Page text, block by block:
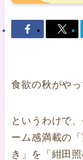
食欲の秋がや
というわけで
ーム感満載の
き」を「紺田